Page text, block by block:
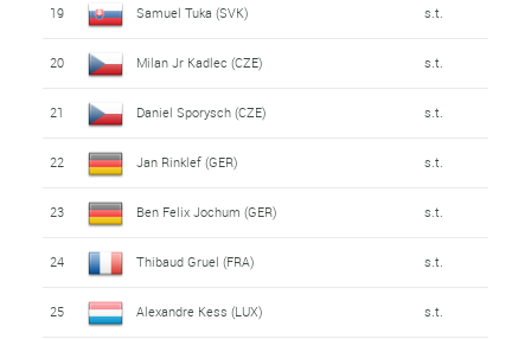
19 Samuel Tuka (SVK) s.t.
20 Milan Jr Kadlec (CZE) s.t.
21 Daniel Sporysch (CZE) s.t.
22 Jan Rinklef (GER) s.t.
23 Ben Felix Jochum (GER) s.t.
24 Thibaud Gruel (FRA) s.t.
25 Alexandre Kess (LUX) s.t.